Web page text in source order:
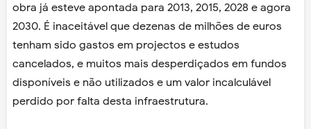
obra já esteve apontada para 2013, 2015, 2028 e agora
2030. É inaceitável que dezenas de milhões de euros
tenham sido gastos em projectos e estudos
cancelados, e muitos mais desperdiçados em fundos
disponíveis e não utilizados e um valor incalculável
perdido por falta desta infraestrutura.